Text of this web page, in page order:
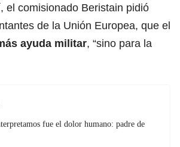
el comisionado Beristain pidió
de la Unión Europea, que el
ayuda militar, “sino para la
fue el dolor humano: padre de